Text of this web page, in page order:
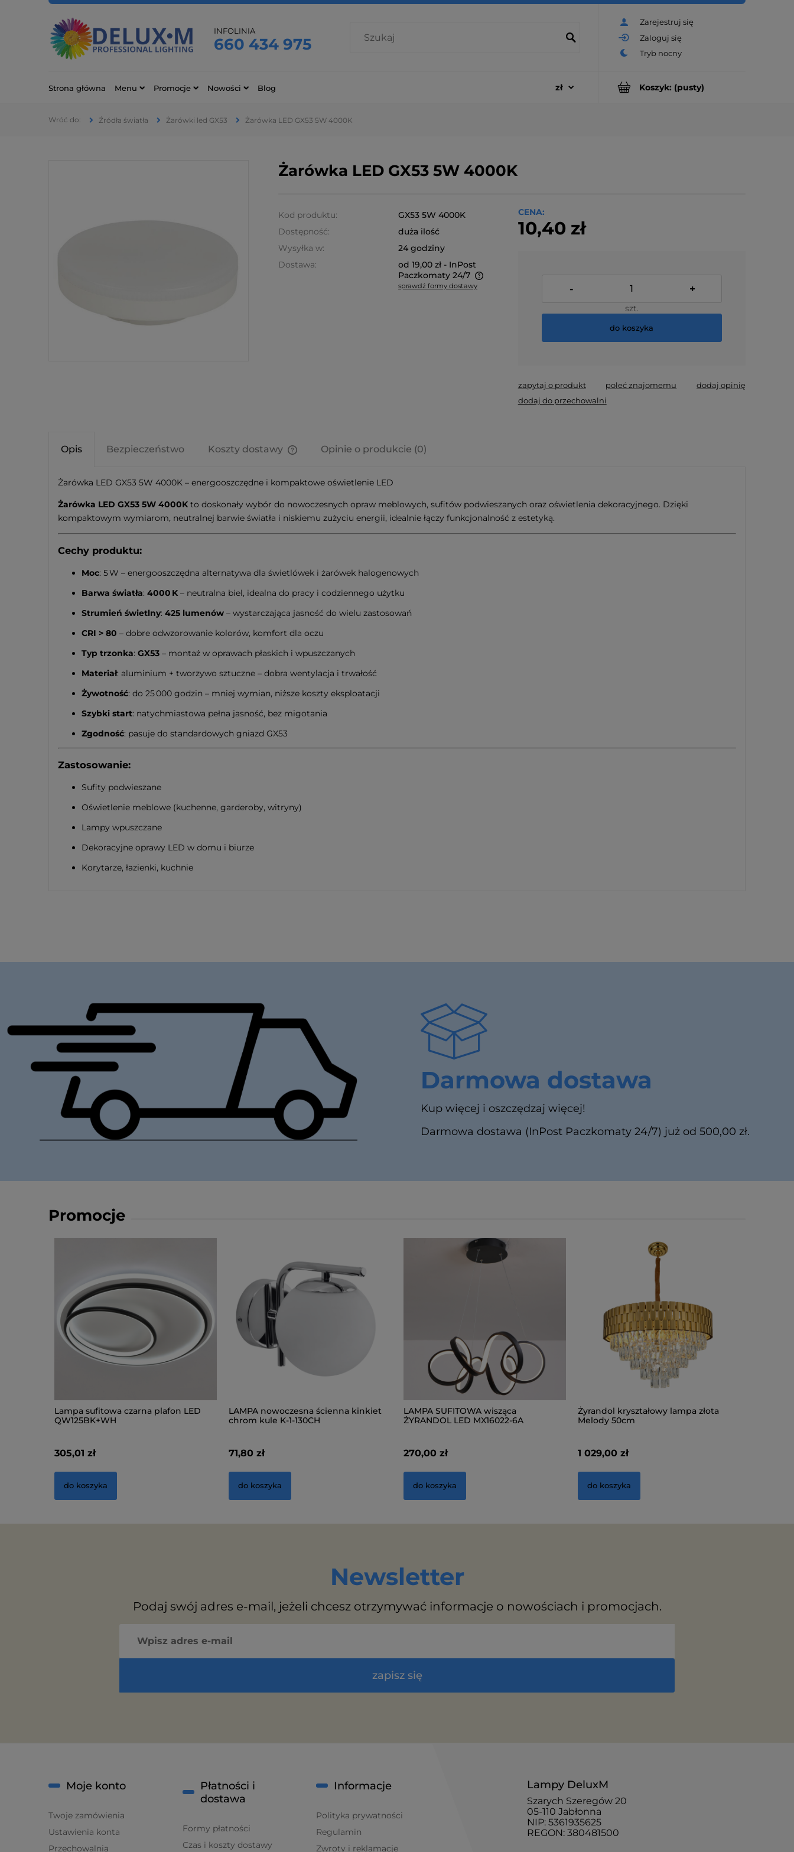
Zarejestruj się
Zaloguj się
INFOLINIA
660 434 975
Koszyk: (pusty)
Strona główna Menu Promocje Nowości Blog
Źródła światła Żarówki led GX53 Żarówka LED GX53 5W 4000K
Żarówka LED GX53 5W 4000K
Kod produktu:
GX53 5W 4000K
Dostępność:
duża ilość
Wysyłka w:
24 godziny
Dostawa:
od 19,00 zł - InPost
Paczkomaty 24/7
sprawdź formy dostawy
CENA:
10,40 zł
- +
szt.
do koszyka
zapytaj o produkt poleć znajomemu
dodaj opinię
dodaj do przechowalni
Opis Bezpieczeństwo Koszty dostawy
kosztów płatności
Opinie o produkcie (0)
Żarówka LED GX53 5W 4000K – energooszczędne i kompaktowe oświetlenie LED
Żarówka LED GX53 5W 4000K to doskonały wybór do nowoczesnych opraw meblowych, sufitów podwieszanych oraz oświetlenia dekoracyjnego. Dzięki
kompaktowym wymiarom, neutralnej barwie światła i niskiemu zużyciu energii, idealnie łączy funkcjonalność z estetyką.
Cechy produktu:
Moc: 5 W – energooszczędna alternatywa dla świetlówek i żarówek halogenowych
Barwa światła: 4000 K – neutralna biel, idealna do pracy i codziennego użytku
Strumień świetlny: 425 lumenów – wystarczająca jasność do wielu zastosowań
CRI > 80 – dobre odwzorowanie kolorów, komfort dla oczu
Typ trzonka: GX53 – montaż w oprawach płaskich i wpuszczanych
Materiał: aluminium + tworzywo sztuczne – dobra wentylacja i trwałość
Żywotność: do 25 000 godzin – mniej wymian, niższe koszty eksploatacji
Szybki start: natychmiastowa pełna jasność, bez migotania
Zgodność: pasuje do standardowych gniazd GX53
Zastosowanie:
Sufity podwieszane
Oświetlenie meblowe (kuchenne, garderoby, witryny)
Lampy wpuszczane
Dekoracyjne oprawy LED w domu i biurze
Korytarze, łazienki, kuchnie
Darmowa dostawa
Kup więcej i oszczędzaj więcej!
Darmowa dostawa (InPost Paczkomaty 24/7) już od 500,00 zł.
Promocje
Lampa sufitowa czarna plafon LED
QW125BK+WH
305,01 zł
do koszyka
LAMPA nowoczesna ścienna kinkiet
chrom kule K-1-130CH
71,80 zł
do koszyka
LAMPA SUFITOWA wisząca
ŻYRANDOL LED MX16022-6A
270,00 zł
do koszyka
Żyrandol kryształowy lampa złota
Melody 50cm
1 029,00 zł
do koszyka
Newsletter
Podaj swój adres e-mail, jeżeli chcesz otrzymywać informacje o nowościach i promocjach.
zapisz się
Lampy DeluxM
Szarych Szeregów 20
05-110 Jabłonna
NIP: 5361935625
REGON: 380481500
Moje konto
Twoje zamówienia
Ustawienia konta
Przechowalnia
Płatności i
dostawa
Formy płatności
Czas i koszty dostawy
Informacje
Polityka prywatności
Regulamin
Zwroty i reklamacje